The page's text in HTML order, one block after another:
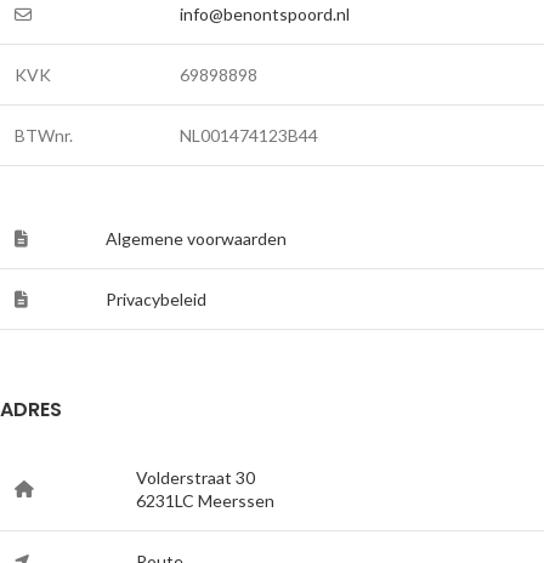
info@benontspoord.nl
KVK 69898898
BTWnr. NL001474123B44
Algemene voorwaarden
Privacybeleid
ADRES
Volderstraat 30
6231LC Meerssen